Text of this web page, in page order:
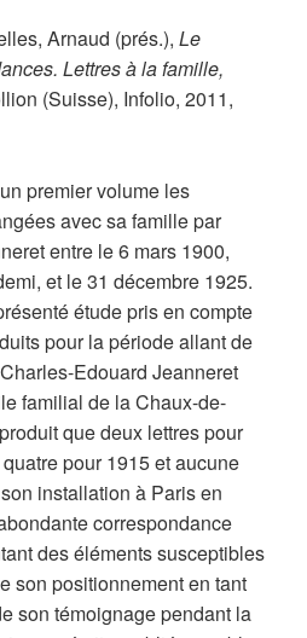
Arnaud (prés.),Le
Lettres à la famille,
(Suisse), Infolio, 2011,
premier volume les
avec sa famille par
entre le 6 mars 1900,
et le 31 décembre 1925.
étude pris en compte
pour la période allant de
Edouard Jeanneret
familial de la Chaux-de-
que deux lettres pour
pour 1915 et aucune
installation à Paris en
correspondance
des éléments susceptibles
son positionnement en tant
son témoignage pendant la